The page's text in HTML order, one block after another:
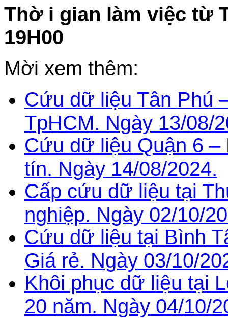
Thờ i gian làm việc từ
19H00
Mời xem thêm:
Cứu dữ liệu Tân Phú
TpHCM. Ngày 13/08/
Cứu dữ liệu Quận 6 –
tín. Ngày 14/08/2024.
Cấp cứu dữ liệu tại
nghiệp. Ngày 02/10/
Cứu dữ liệu tại Bình
Giá rẻ. Ngày 03/10/
Khôi phục dữ liệu tại
20 năm. Ngày 04/10/